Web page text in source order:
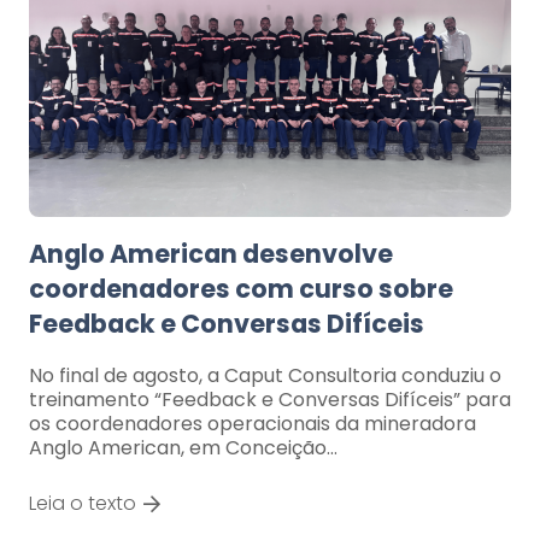
Anglo American desenvolve
coordenadores com curso sobre
Feedback e Conversas Difíceis
No final de agosto, a Caput Consultoria conduziu o
treinamento “Feedback e Conversas Difíceis” para
os coordenadores operacionais da mineradora
Anglo American, em Conceição…
Leia o texto